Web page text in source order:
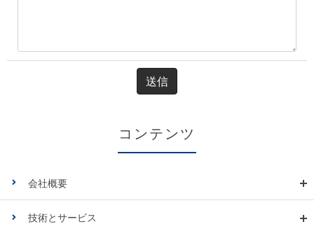
コンテンツ
会社概要
技術とサービス